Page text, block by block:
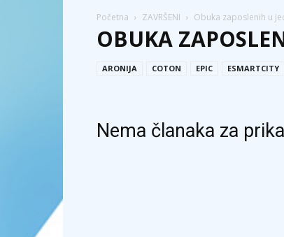
Početna ZAVRŠENI Obuka zaposlenih u
OBUKA
ARONIJA COTON EPIC ESMARTCITY
Nema članaka za